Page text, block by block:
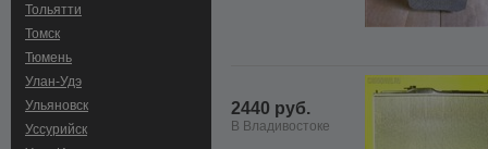
Тольятти
Томск
Тюмень
Улан-Удэ
Ульяновск
Уссурийск
2440 руб.
В Владивостоке